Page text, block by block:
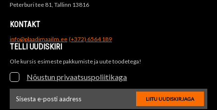
Peterburi tee 81, Tallinn 13816
KONTAKT
info@plaadimaailm.ee (+372) 6564 189
TELLI UUDISKIRI
Ole kursis esimeste pakkumiste ja uute toodetega!
Nõustun privaatsuspoliitikaga
LIITU UUDISKIRJAGA